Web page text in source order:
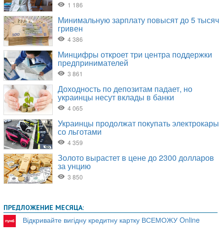
ПРЕДЛОЖЕНИЕ МЕСЯЦА:
Відкривайте вигідну кредитну картку ВСЕМОЖУ Online